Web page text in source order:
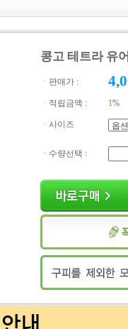
콩고 테트라 유
ㆍ판매가 :
ㆍ적립금액 : 1%
ㆍ사이즈
ㆍ수량선택 :